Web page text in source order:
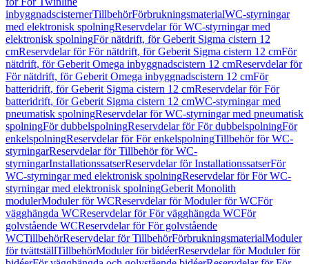
inbyggnadscisternerTillbehörFörbrukningsmaterialWC-styrningar
med elektronisk spolningReservdelar för WC-styrningar med
elektronisk spolningFör nätdrift, för Geberit Sigma cistern 12
cmReservdelar för För nätdrift, för Geberit Sigma cistern 12 cmFör
nätdrift, för Geberit Omega inbyggnadscistern 12 cmReservdelar för
För nätdrift, för Geberit Omega inbyggnadscistern 12 cmFör
batteridrift, för Geberit Sigma cistern 12 cmReservdelar för För
batteridrift, för Geberit Sigma cistern 12 cmWC-styrningar med
pneumatisk spolningReservdelar för WC-styrningar med pneumatisk
spolningFör dubbelspolningReservdelar för För dubbelspolningFör
enkelspolningReservdelar för För enkelspolningTillbehör för WC-
styrningarReservdelar för Tillbehör för WC-
styrningarInstallationssatserReservdelar för InstallationssatserFör
WC-styrningar med elektronisk spolningReservdelar för För WC-
styrningar med elektronisk spolningGeberit Monolith
modulerModuler för WCReservdelar för Moduler för WCFör
vägghängda WCReservdelar för För vägghängda WCFör
golvstående WCReservdelar för För golvstående
WCTillbehörReservdelar för TillbehörFörbrukningsmaterialModuler
för tvättställTillbehörModuler för bidéerReservdelar för Moduler för